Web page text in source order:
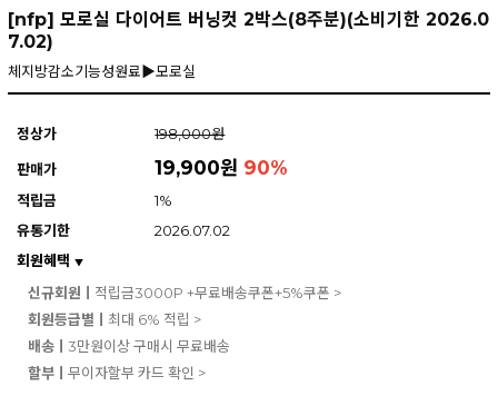
[nfp] 모로실 다이어트 버닝컷 2박스(8주분)(소비기한 2026.0
7.02)
체지방감소기능성원료▶모로실
정상가
198,000원
판매가
19,900원 90%
적립금
1%
유통기한
2026.07.02
회원혜택 ▼
신규회원ㅣ 적립금3000P +무료배송쿠폰+5%쿠폰 >
회원등급별ㅣ 최대 6% 적립 >
배송ㅣ 3만원이상 구매시 무료배송
할부ㅣ 무이자할부 카드 확인 >